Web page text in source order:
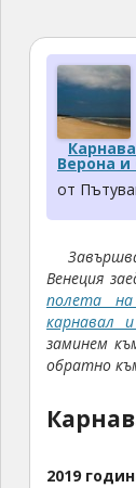
Верона
от
Венеция
полета на
карнавал
заминем
обратно
2019